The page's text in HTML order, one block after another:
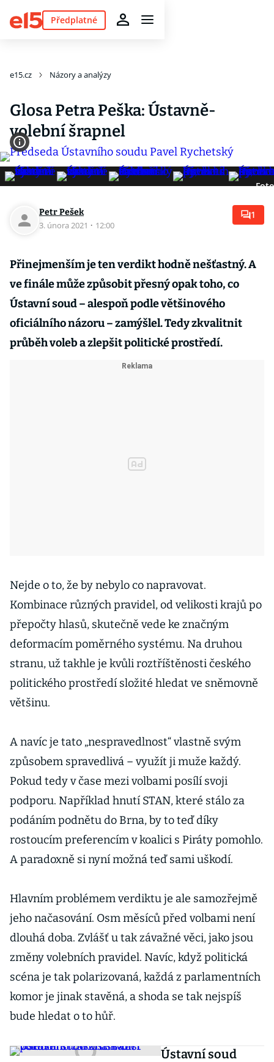
Předplatné
e15.cz Názory a analýzy
Glosa Petra Peška: Ústavně-
volební šrapnel
Petr Pešek
3. února 2021 · 12:00
1
Přinejmenším je ten verdikt hodně nešťastný. A
ve finále může způsobit přesný opak toho, co
Ústavní soud – alespoň podle většinového
oficiálního názoru – zamýšlel. Tedy zkvalitnit
průběh voleb a zlepšit politické prostředí.
Nejde o to, že by nebylo co napravovat.
Kombinace různých pravidel, od velikosti krajů po
přepočty hlasů, skutečně vede ke značným
deformacím poměrného systému. Na druhou
stranu, už takhle je kvůli roztříštěnosti českého
politického prostředí složité hledat ve sněmovně
většinu.
A navíc je tato „nespravedlnost“ vlastně svým
způsobem spravedlivá – využít ji muže každý.
Pokud tedy v čase mezi volbami posílí svoji
podporu. Například hnutí STAN, které stálo za
podáním podnětu do Brna, by to teď díky
rostoucím preferencím v koalici s Piráty pomohlo.
A paradoxně si nyní možná teď sami uškodí.
Hlavním problémem verdiktu je ale samozřejmě
jeho načasování. Osm měsíců před volbami není
dlouhá doba. Zvlášť u tak závažné věci, jako jsou
změny volebních pravidel. Navíc, když politická
scéna je tak polarizovaná, každá z parlamentních
komor je jinak stavěná, a shoda se tak nejspíš
bude hledat o to hůř.
Ústavní soud